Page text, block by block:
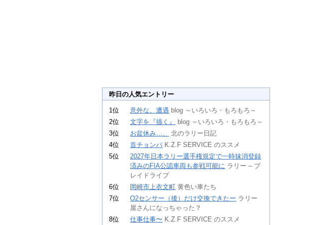
昨日の人気エントリー
1位 意外な、遭遇 blog ～いろいろ・もろもろ～
2位
文字を『描く』
blog ～いろいろ・もろもろ～
3位
お盆休み…、
北のラリー日記
4位
首チョンパ K.Z.F SERVICE のススメ
5位
2027年日本ラリー選手権規定で一時抹消登録
済みのFIA公認車両も参戦可能に ラリー – プ
レイドライブ
6位
岡崎市上衣文町 黄色い車たち
7位
O2センサー（後）だけ交換できたー ラリー
屋さんになっちゃった？
8位
仕事仕事〜 K.Z.F SERVICE のススメ